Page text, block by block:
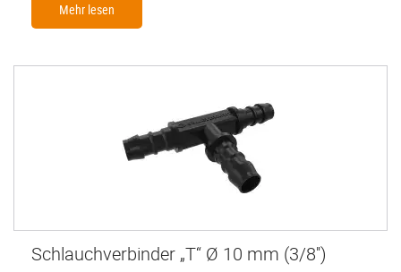
Mehr lesen
Schlauchverbinder „T“ Ø 10 mm (3/8'')